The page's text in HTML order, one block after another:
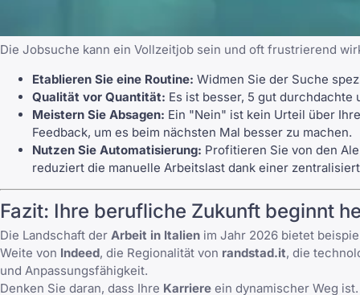
Die Jobsuche kann ein Vollzeitjob sein und oft frustrierend
Etablieren Sie eine Routine: Widmen Sie der Suche
Qualität vor Quantität: Es ist besser, 5 gut
Meistern Sie Absagen: Ein "Nein" ist kein Urteil über
Feedback, um es beim nächsten Mal besser zu machen.
Nutzen Sie Automatisierung: Profitieren Sie von den
reduziert die manuelle Arbeitslast dank einer
Fazit: Ihre berufliche Zukunft beginnt
Die Landschaft der Arbeit in Italien im Jahr 2026 bietet
Weite von Indeed, die Regionalität von randstad.it, die
und Anpassungsfähigkeit.
Denken Sie daran, dass Ihre Karriere ein dynamischer Weg